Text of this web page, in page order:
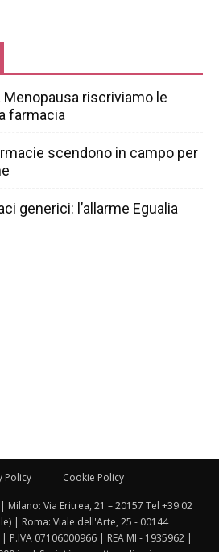
Menopausa riscriviamo le
farmacia
scendono in campo per
generici: l’allarme Egualia
Policy Cookie Policy
Via Eritrea, 21 – 20157 Tel +39 02
| Roma: Viale dell'Arte, 25 - 00144
P.IVA 07106000966 | REA MI - 1935962 |